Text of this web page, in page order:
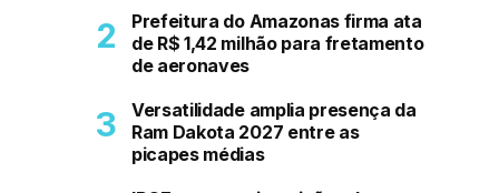
Prefeitura do Amazonas firma ata
de R$ 1,42 milhão para fretamento
de aeronaves
Versatilidade amplia presença da
Ram Dakota 2027 entre as
picapes médias